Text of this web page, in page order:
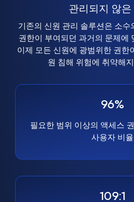
관리되지 않은
기존의 신원 관리 솔루션은 소수
권한이 부여되던 과거의 문제에
이제 모든 신원에 광범위한 권한
원 침해 위험에 취약해
96%
필요한 범위 이상의 액세스
사용자 비율
109:1